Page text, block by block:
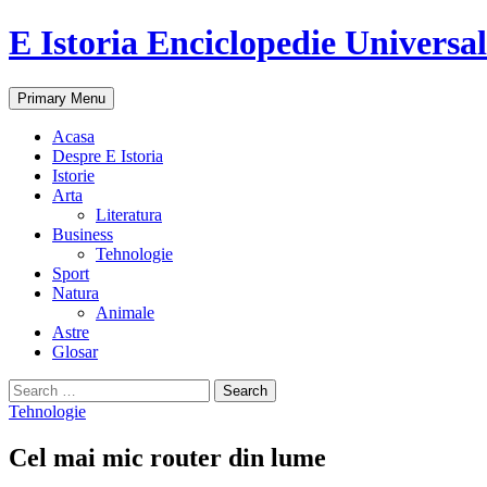
E Istoria Enciclopedie
Search
Primary Menu Skip
to
Acasa
Despre E Istoria
Istorie
Arta
Literatura
Business
Tehnologie
Sport
Natura
Animale
Astre
Glosar
Search
for:
Tehnologie
Cel mai mic router din lume